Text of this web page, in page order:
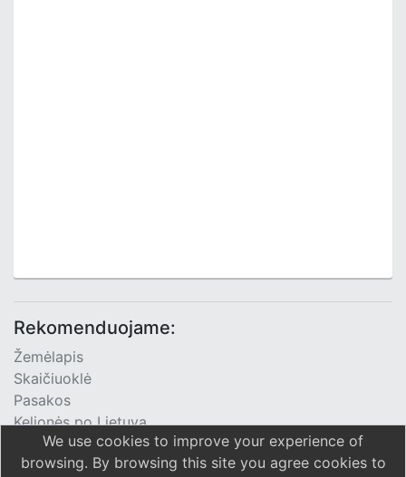
Rekomenduojame:
Žemėlapis
Skaičiuoklė
Pasakos
Kelionės po Lietuvą
TV Programa
We use cookies to improve your experience of
browsing. By browsing this site you agree cookies to